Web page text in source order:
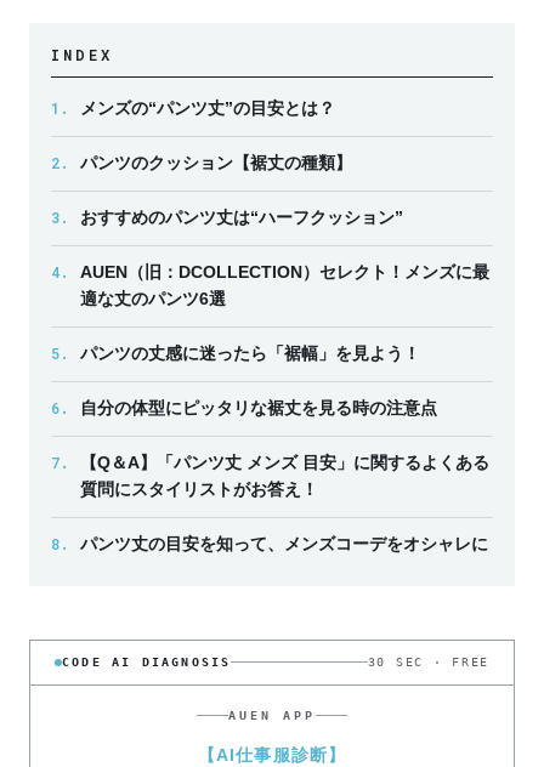
INDEX
1. メンズの“パンツ丈”の目安とは？
2. パンツのクッション【裾丈の種類】
3. おすすめのパンツ丈は“ハーフクッション”
4.
AUEN（旧：DCOLLECTION）セレクト！メンズに最
適な丈のパンツ6選
5. パンツの丈感に迷ったら「裾幅」を見よう！
6. 自分の体型にピッタリな裾丈を見る時の注意点
7.
【Q＆A】「パンツ丈 メンズ 目安」に関するよくある
質問にスタイリストがお答え！
8. パンツ丈の目安を知って、メンズコーデをオシャレに
CODE AI DIAGNOSIS 30 SEC · FREE
AUEN APP
【AI仕事服診断】